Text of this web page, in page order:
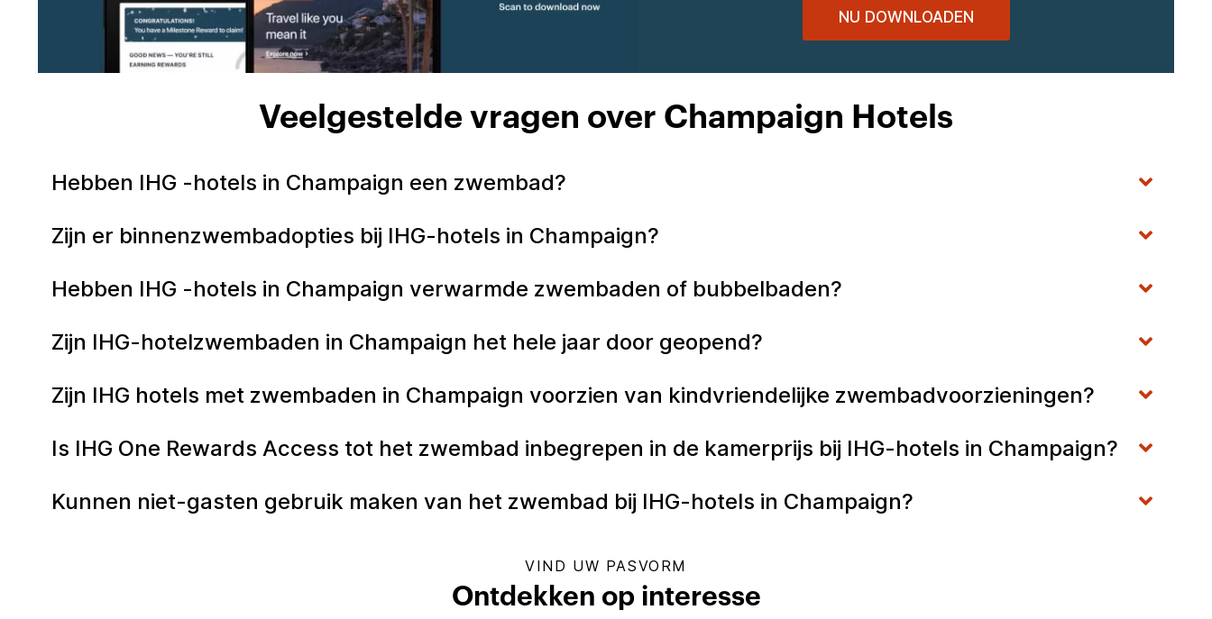
NU DOWNLOADEN
Veelgestelde vragen over Champaign Hotels
Hebben IHG -hotels in Champaign een zwembad?
Zijn er binnenzwembadopties bij IHG-hotels in Champaign?
Hebben IHG -hotels in Champaign verwarmde zwembaden of bubbelbaden?
Zijn IHG-hotelzwembaden in Champaign het hele jaar door geopend?
Zijn IHG hotels met zwembaden in Champaign voorzien van kindvriendelijke zwembadvoorzieningen?
Is IHG One Rewards Access tot het zwembad inbegrepen in de kamerprijs bij IHG-hotels in Champaign?
Kunnen niet-gasten gebruik maken van het zwembad bij IHG-hotels in Champaign?
VIND UW PASVORM
Ontdekken op interesse